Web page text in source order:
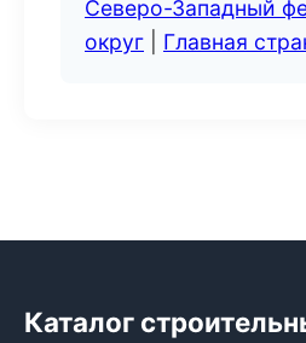
Северо-Западный
округ
Главная
Каталог